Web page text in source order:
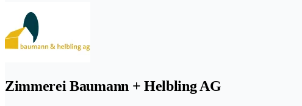
Zimmerei Baumann + Helbling AG